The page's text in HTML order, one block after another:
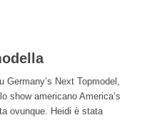
Germany’s Next Topmodel,
show americano America’s
ovunque. Heidi è stata